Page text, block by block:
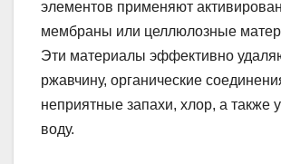
элементов применяют
мембраны или целлюлозные
Эти материалы эффективно
ржавчину, органические
неприятные запахи, хлор, а также
воду.